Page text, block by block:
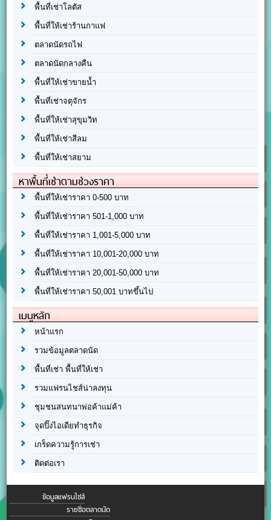
พื้นที่เช่าโลตัส
พื้นที่ให้เช่าร้านกาแฟ
ตลาดนัดรถไฟ
ตลาดนัดกลางคืน
พื้นที่ให้เช่าขายน้ำ
พื้นที่เช่าจตุจักร
พื้นที่ให้เช่าสุขุมวิท
พื้นที่ให้เช่าสีลม
พื้นที่ให้เช่าสยาม
หาพื้นที่เช่าตามช่วงราคา
พื้นที่ให้เช่าราคา 0-500 บาท
พื้นที่ให้เช่าราคา 501-1,000 บาท
พื้นที่ให้เช่าราคา 1,001-5,000 บาท
พื้นที่ให้เช่าราคา 10,001-20,000 บาท
พื้นที่ให้เช่าราคา 20,001-50,000 บาท
พื้นที่ให้เช่าราคา 50,001 บาทขึ้นไป
เมนูหลัก
หน้าแรก
รวมข้อมูลตลาดนัด
พื้นที่เช่า พื้นที่ให้เช่า
รวมแฟรนไชส์น่าลงทุน
ชุมชนสนทนาพ่อค้าแม่ค้า
จุดปิ๊งไอเดียทำธุรกิจ
เกร็ดความรู้การเช่า
ติดต่อเรา
ข้อมูลแฟรนไชส์
รายชื่อตลาดนัด